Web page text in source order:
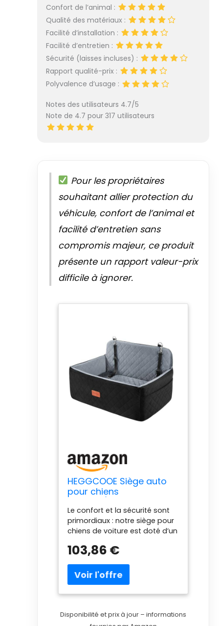
Confort de l’animal :
Qualité des matériaux :
Facilité d’installation :
Facilité d’entretien :
Sécurité (laisses incluses) :
Rapport qualité-prix :
Polyvalence d’usage :
Notes des utilisateurs 4.7/5
Note de 4.7 pour 317 utilisateurs
Pour les propriétaires
souhaitant allier protection du
véhicule, confort de l’animal et
facilité d’entretien sans
compromis majeur, ce produit
présente un rapport valeur-prix
difficile à ignorer.
HEGGCOOE Siège auto
pour chiens
Rehausseur pour
animaux <25 kg ou 2
petits chiens, lit de
voiture amovible et
lavable pour siège
arrière
Le confort et la sécurité sont
primordiaux : notre siège pour
chiens de voiture est doté d’un
haute densité qui offre un
pression et un soutien pour les
articulations de votre chien. La
couche extérieure est faite de
confortable au toucher. En
outre, il est livré avec deux
103,86 €
Disponibilité et prix à jour – informations